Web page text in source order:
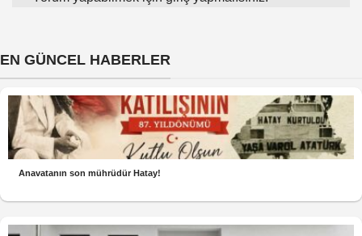
EN GÜNCEL HABERLER
Anavatanın son mührüdür Hatay!